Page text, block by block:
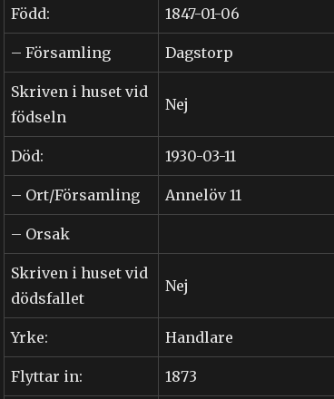
Född: 1847-01-06
– Församling Dagstorp
Skriven i huset vid
födseln
Nej
Död: 1930-03-11
– Ort/Församling Annelöv 11
– Orsak
Skriven i huset vid
dödsfallet
Nej
Yrke: Handlare
Flyttar in: 1873